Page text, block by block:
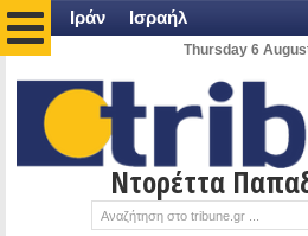
Ιράν Ισραήλ
Thursday 6
Ντορέττα